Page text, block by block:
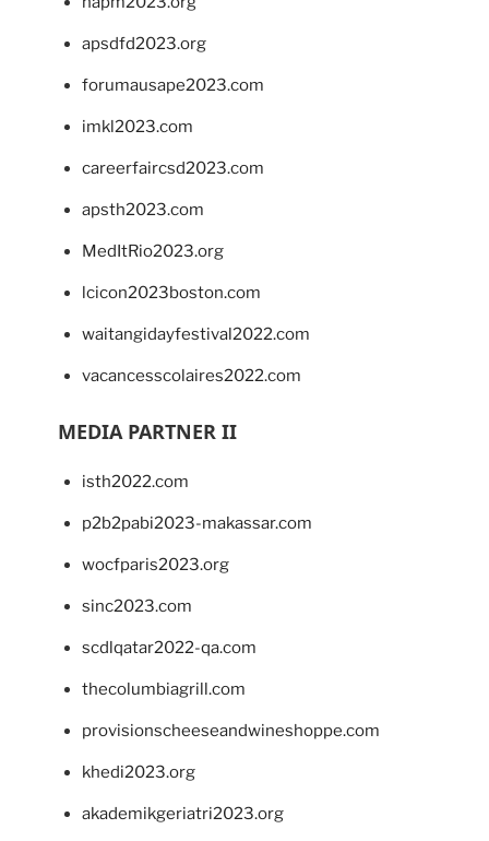
apsdfd2023.org
forumausape2023.com
imkl2023.com
careerfaircsd2023.com
apsth2023.com
MedItRio2023.org
lcicon2023boston.com
waitangidayfestival2022.com
vacancesscolaires2022.com
MEDIA PARTNER II
isth2022.com
p2b2pabi2023-makassar.com
wocfparis2023.org
sinc2023.com
scdlqatar2022-qa.com
thecolumbiagrill.com
provisionscheeseandwineshoppe.com
khedi2023.org
akademikgeriatri2023.org